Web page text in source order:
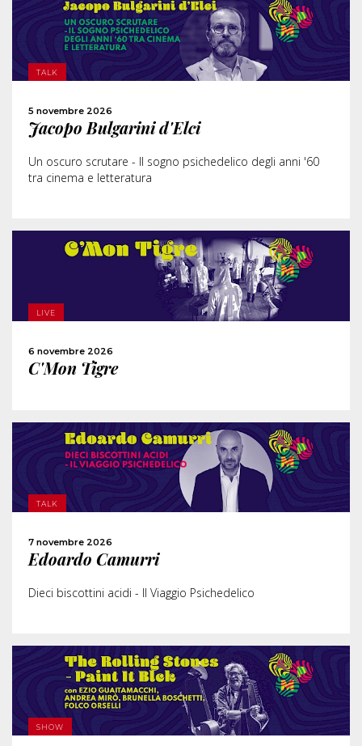
TALK
5 novembre 2026
Jacopo Bulgarini d'Elci
Un oscuro scrutare - Il sogno psichedelico degli anni '60
tra cinema e letteratura
SCOPRI DI PIÙ
ACQUISTA
LIVE
6 novembre 2026
C'Mon Tigre
SCOPRI DI PIÙ
ACQUISTA
TALK
7 novembre 2026
Edoardo Camurri
Dieci biscottini acidi - Il Viaggio Psichedelico
SCOPRI DI PIÙ
ACQUISTA
CONDIVIDI
SHOW
SCOPRI DI PIÙ
ACQUISTA